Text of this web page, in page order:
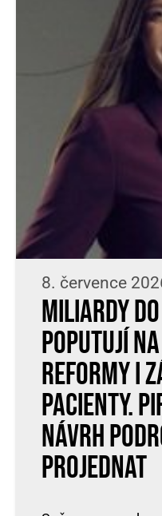
8. července
Miliardy
poputují
reformy i
pacienty.
návrh
projednat